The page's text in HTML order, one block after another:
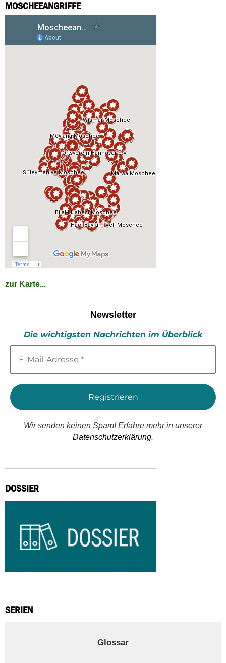
MOSCHEEANGRIFFE
zur Karte...
Newsletter
Die wichtigsten Nachrichten im Überblick
Mail-
*
Wir senden keinen Spam! Erfahre mehr in unserer
Datenschutzerklärung.
DOSSIER
SERIEN
Glossar